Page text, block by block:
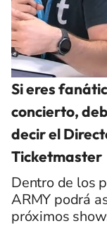
Si eres
concierto,
decir el
Ticketmaster
Dentro de los
ARMY podrá
próximos